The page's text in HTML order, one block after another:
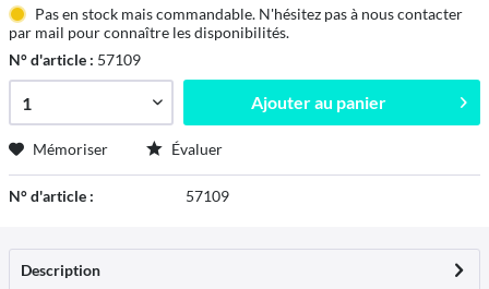
Pas en stock mais commandable. N'hésitez pas à nous contacter
par mail pour connaître les disponibilités.
N° d'article : 57109
Ajouter au panier
Mémoriser Évaluer
N° d'article : 57109
Description